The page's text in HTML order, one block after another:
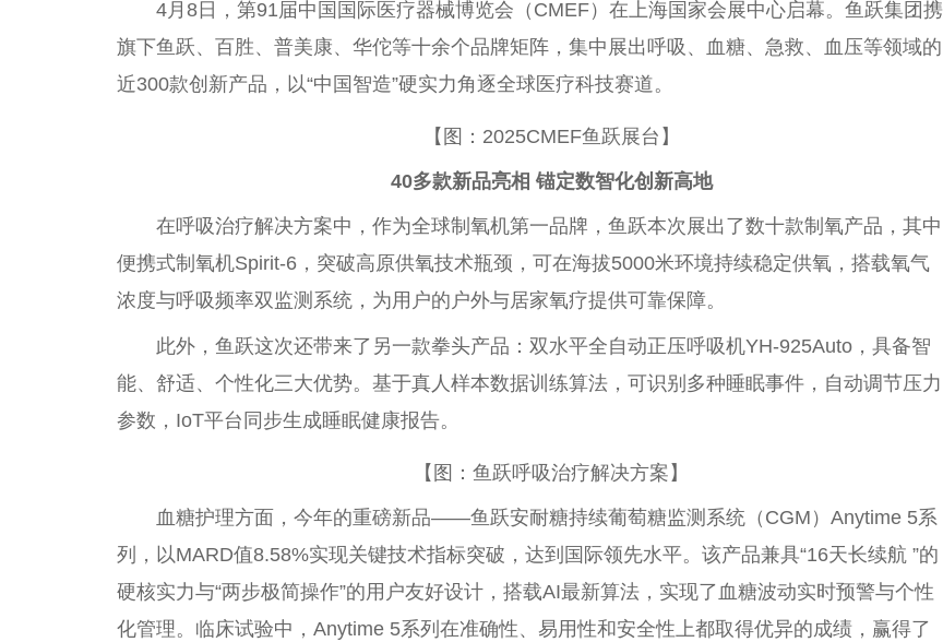
4月8日，第91届中国国际医疗器械博览会（CMEF）在上海国家会展中心启幕。鱼跃集团携
旗下鱼跃、百胜、普美康、华佗等十余个品牌矩阵，集中展出呼吸、血糖、急救、血压等领域的
近300款创新产品，以“中国智造”硬实力角逐全球医疗科技赛道。
【图：2025CMEF鱼跃展台】
40多款新品亮相 锚定数智化创新高地
在呼吸治疗解决方案中，作为全球制氧机第一品牌，鱼跃本次展出了数十款制氧产品，其中
便携式制氧机Spirit-6，突破高原供氧技术瓶颈，可在海拔5000米环境持续稳定供氧，搭载氧气
浓度与呼吸频率双监测系统，为用户的户外与居家氧疗提供可靠保障。
此外，鱼跃这次还带来了另一款拳头产品：双水平全自动正压呼吸机YH-925Auto，具备智
能、舒适、个性化三大优势。基于真人样本数据训练算法，可识别多种睡眠事件，自动调节压力
参数，IoT平台同步生成睡眠健康报告。
【图：鱼跃呼吸治疗解决方案】
血糖护理方面，今年的重磅新品——鱼跃安耐糖持续葡萄糖监测系统（CGM）Anytime 5系
列，以MARD值8.58%实现关键技术指标突破，达到国际领先水平。该产品兼具“16天长续航 ”的
硬核实力与“两步极简操作”的用户友好设计，搭载AI最新算法，实现了血糖波动实时预警与个性
化管理。临床试验中，Anytime 5系列在准确性、易用性和安全性上都取得优异的成绩，赢得了